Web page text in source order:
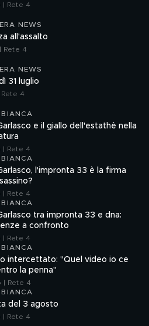
| Rete 4
NEWS
all'assalto
Rete 4
NEWS
31 luglio
Rete 4
e il giallo dell'estathè nella
| Rete 4
l'impronta 33 è la firma
| Rete 4
tra impronta 33 e dna:
a confronto
| Rete 4
intercettato: "Quel video io ce
la penna"
| Rete 4
del 3 agosto
| Rete 4